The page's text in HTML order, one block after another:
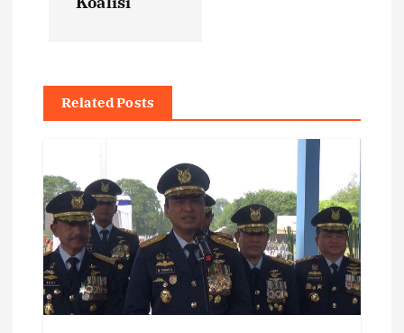
g
a
t
Related Posts